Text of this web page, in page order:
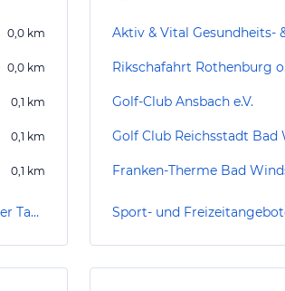
0,0 km
0,0 km
0,1 km
0,1 km
0,1 km
Sehenswürdigkeiten in Rothenburg ob der Tauber
Rikschafahrt Rothenburg
Golf-Club Ansbach e.V.
Franken-Therme Bad